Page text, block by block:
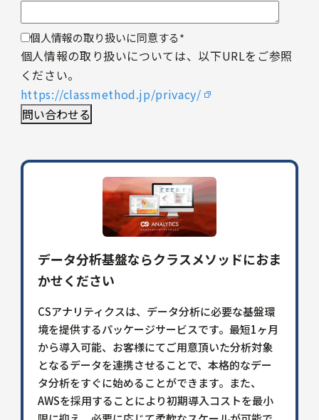
個人情報の取り扱いに同意する*
個人情報の取り扱いについては、以下URLをご参照
ください。
https://classmethod.jp/privacy/
データ分析基盤ならクラスメソッドにおま
かせください
CSアナリティクスは、データ分析に必要な基盤環
境を提供するパッケージサービスです。最短1ヶ⽉
から導⼊可能、お客様にてご用意頂いた分析対象
となるデータを連携させることで、本格的なデー
タ分析をすぐに始めることができます。また、
AWSを採⽤することにより初期導⼊コストを最⼩